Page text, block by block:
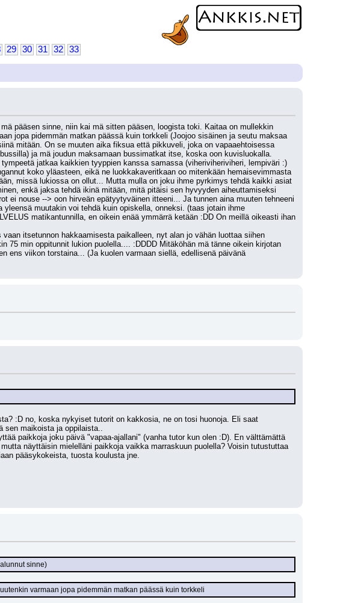
29 30 31 32 33
pääsen sinne, niin kai mä sitten pääsen, loogista toki. Kaitaa on mullekkin
jopa pidemmän matkan päässä kuin torkkeli (Joojoo sisäinen ja seutu maksaa
mitään. On se muuten aika fiksua että pikkuveli, joka on vapaaehtoisessa
ja mä joudun maksamaan bussimatkat itse, koska oon kuvisluokalla.
jatkaa kaikkien tyyppien kanssa samassa (viheriviheriviheri, lempiväri :)
koko yläasteen, eikä ne luokkakaveritkaan oo mitenkään hemaisevimmasta
missä lukiossa on ollut... Mutta mulla on joku ihme pyrkimys tehdä kaikki asiat
enkä jaksa tehdä ikinä mitään, mitä pitäisi sen hyvyyden aiheuttamiseksi
ei nouse --> oon hirveän epätyytyväinen itteeni... Ja tunnen aina muuten tehneeni
muutakin voi tehdä kuin opiskella, onneksi. (taas jotain ihme
matikantunnilla, en oikein enää ymmärrä ketään :DD On meillä oikeasti ihan
75 min oppitunnit lukion puolella.... :DDDD Mitäköhän mä tänne oikein kirjotan
ens viikon torstaina... (Ja kuolen varmaan siellä, edellisenä päivänä
:D no, koska nykyiset tutorit on kakkosia, ne on tosi huonoja. Eli saat
sen maikoista ja oppilaista..
paikkoja joku päivä "vapaa-ajallani" (vanha tutor kun olen :D). En välttämättä
näyttäisin mielelläni paikkoja vaikka marraskuun puolella? Voisin tutustuttaa
pääsykokeista, tuosta koulusta jne.
sinne)
varmaan jopa pidemmän matkan päässä kuin torkkeli